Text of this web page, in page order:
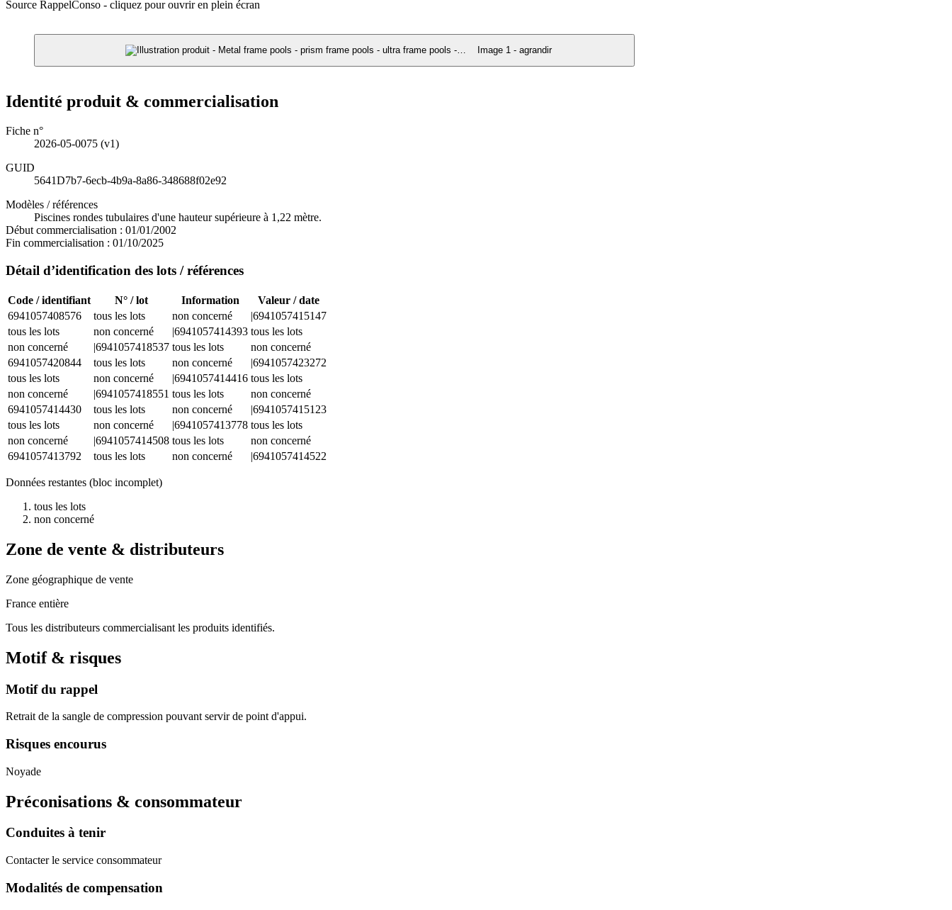
Source RappelConso - cliquez pour ouvrir en plein écran
Image 1 - agrandir
Identité produit & commercialisation
Fiche n°
2026-05-0075 (v1)
GUID
5641D7b7-6ecb-4b9a-8a86-348688f02e92
Modèles / références
Piscines rondes tubulaires d'une hauteur supérieure à 1,22 mètre.
Début commercialisation : 01/01/2002
Fin commercialisation : 01/10/2025
Détail d’identification des lots / références
Code / identifiant N° / lot Information
Valeur / date
6941057408576
tous les lots non concerné
|6941057415147
tous les lots
non concerné |6941057414393 tous les lots
non concerné
|6941057418537 tous les lots
non concerné
6941057420844
tous les lots non concerné
|6941057423272
tous les lots
non concerné |6941057414416 tous les lots
non concerné
|6941057418551 tous les lots
non concerné
6941057414430
tous les lots non concerné
|6941057415123
tous les lots
non concerné |6941057413778 tous les lots
non concerné
|6941057414508 tous les lots
non concerné
6941057413792
tous les lots non concerné |6941057414522
Données restantes (bloc incomplet)
tous les lots
non concerné
Zone de vente & distributeurs
Zone géographique de vente
France entière
Tous les distributeurs commercialisant les produits identifiés.
Motif & risques
Motif du rappel
Retrait de la sangle de compression pouvant servir de point d'appui.
Risques encourus
Noyade
Préconisations & consommateur
Conduites à tenir
Contacter le service consommateur
Modalités de compensation